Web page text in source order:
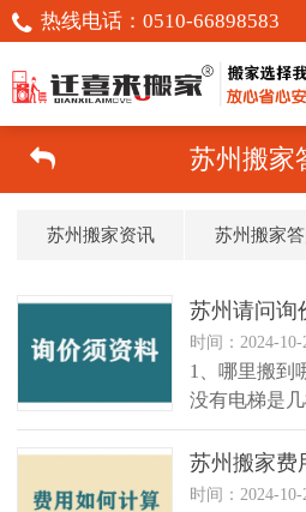
热线电话： 0510-66898583
苏州搬家
苏州搬家资讯 苏州搬家
苏州请问询
时间：2024-
1、哪里搬到
没有电梯是
家具、家电等
苏州搬家费
时间：2024-